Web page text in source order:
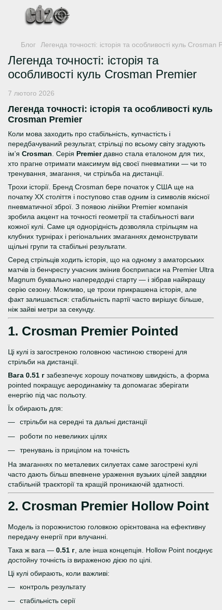
Блог Легенда точності: історія та особливості куль Crosman
Легенда точності: історія та
особливості куль Crosman Premier
7 лютого 2026
Легенда точності: історія та особливості куль
Crosman Premier
Коли мова заходить про стабільність, купчастість і
передбачуваний результат, стрільці по всьому світу згадують
ім’я Crosman. Серія Premierдавно стала еталоном для тих,
хто прагне отримати максимум від своєї пневматики — чи то
тренування, змагання, чи стрільба на дистанції.
Трохи історії. Бренд Crosman бере початок у США ще на
початку ХХ століття і поступово став одним із символів якісної
пневматичної зброї. З появою лінійки Premier компанія
зробила акцент на точності геометрії та стабільності ваги
кожної кулі. Саме ця однорідність дозволяла стрільцям на
клубних турнірах і регіональних змаганнях демонструвати
щільні групи та стабільні результати.
Серед стрільців ходить історія, що на одному з аматорських
матчів із бенчресту учасник змінив боєприпаси на Premier Ultra
Magnum буквально напередодні старту — і зібрав найкращу
серію сезону. Можливо, це трохи прикрашена історія, але
факт залишається: стабільність партії часто вирішує більше,
ніж зайві метри за секунду.
1. Crosman Premier Pointed
Ці кулі із загостреною головною частиною створені для
стрільби на дистанції.
Вага 0.51 г забезпечує хорошу початкову швидкість, а форма
pointed покращує аеродинаміку та допомагає зберігати
енергію під час польоту.
Їх обирають для:
стрільби на середні та дальні дистанції
роботи по невеликих цілях
тренувань із прицілом на точність
На змаганнях по металевих силуетах саме загострені кулі
часто дають більш впевнене ураження вузьких цілей завдяки
стабільній траєкторії та кращій проникаючій здатності.
2. Crosman Premier Hollow Point
Модель із порожнистою головкою орієнтована на ефективну
передачу енергії при влучанні.
Така ж вага — 0.51 г , але інша концепція. Hollow Point поєднує
достойну точність із вираженою дією по цілі.
Ці кулі обирають, коли важливі:
контроль результату
стабільність серії